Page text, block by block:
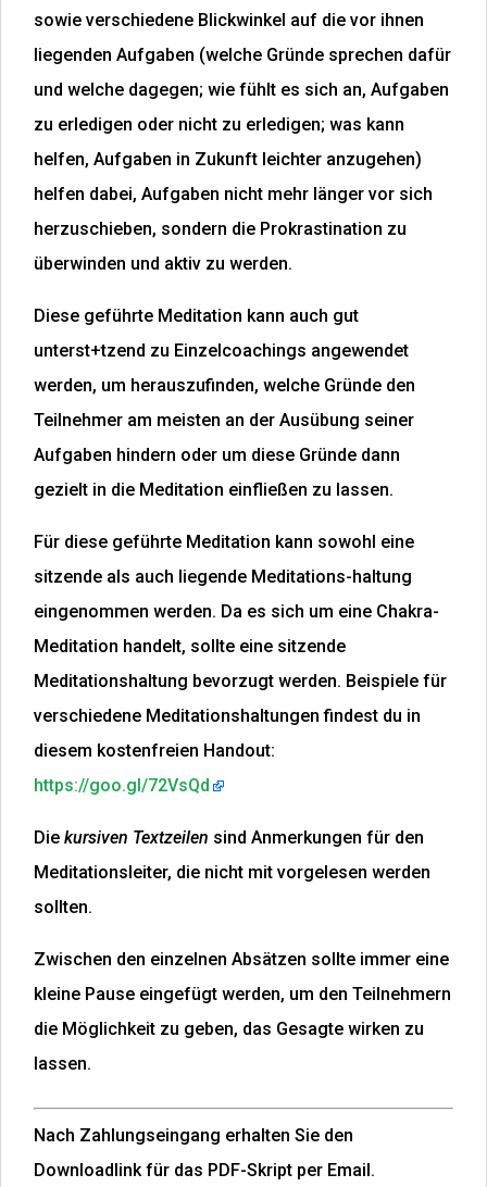
sowie verschiedene Blickwinkel auf die vor ihnen
liegenden Aufgaben (welche Gründe sprechen dafür
und welche dagegen; wie fühlt es sich an, Aufgaben
zu erledigen oder nicht zu erledigen; was kann
helfen, Aufgaben in Zukunft leichter anzugehen)
helfen dabei, Aufgaben nicht mehr länger vor sich
herzuschieben, sondern die Prokrastination zu
überwinden und aktiv zu werden.
Diese geführte Meditation kann auch gut
unterst+tzend zu Einzelcoachings angewendet
werden, um herauszufinden, welche Gründe den
Teilnehmer am meisten an der Ausübung seiner
Aufgaben hindern oder um diese Gründe dann
gezielt in die Meditation einfließen zu lassen.
Für diese geführte Meditation kann sowohl eine
sitzende als auch liegende Meditations-haltung
eingenommen werden. Da es sich um eine Chakra-
Meditation handelt, sollte eine sitzende
Meditationshaltung bevorzugt werden. Beispiele für
verschiedene Meditationshaltungen findest du in
diesem kostenfreien Handout:
https://goo.gl/72VsQd
Die kursiven Textzeilen sind Anmerkungen für den
Meditationsleiter, die nicht mit vorgelesen werden
sollten.
Zwischen den einzelnen Absätzen sollte immer eine
kleine Pause eingefügt werden, um den Teilnehmern
die Möglichkeit zu geben, das Gesagte wirken zu
lassen.
Nach Zahlungseingang erhalten Sie den
Downloadlink für das PDF-Skript per Email.